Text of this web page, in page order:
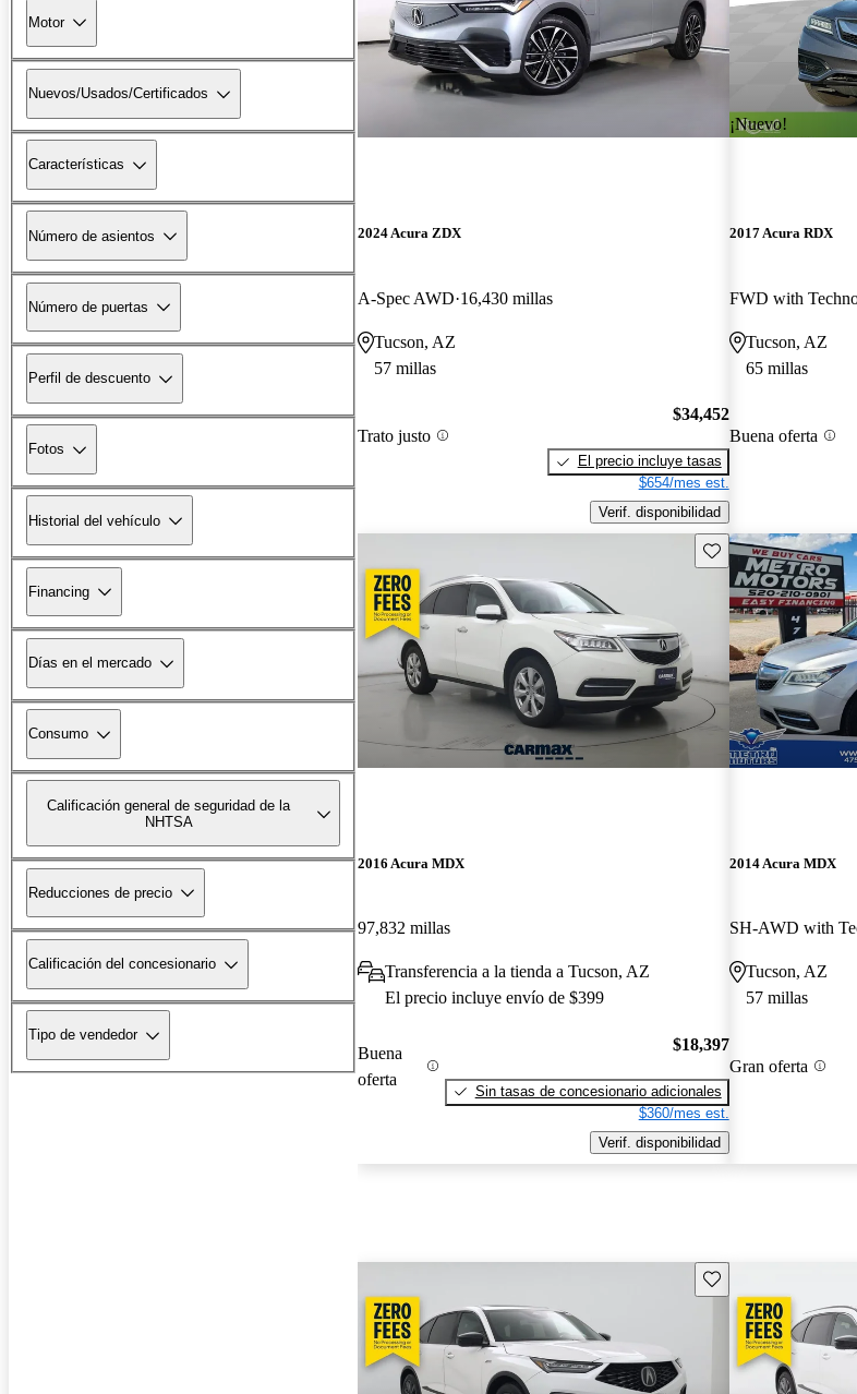
Motor
Nuevos/Usados/Certificados
Características
Número de asientos
Número de puertas
Perfil de descuento
Fotos
Historial del vehículo
Financing
Días en el mercado
Consumo
Calificación general de seguridad de la
NHTSA
Reducciones de precio
Calificación del concesionario
Tipo de vendedor
2024 Acura ZDX
A-Spec AWD 16,430 millas
Tucson, AZ
57 millas
Trato justo
$34,452
El precio incluye tasas
$654/mes est.
Verif. disponibilidad
¡Nuevo!
2017 Acura RDX
FWD with
Tucson, AZ
65 millas
Buena oferta
Guarda este Aviso
2016 Acura MDX
97,832 millas
Transferencia a la tienda a Tucson, AZ
El precio incluye envío de $399
Buena
oferta
$18,397
Sin tasas de concesionario adicionales
$360/mes est.
Verif. disponibilidad
2014 Acura MDX
SH-AWD with
Tucson, AZ
57 millas
Gran oferta
Guarda este Aviso